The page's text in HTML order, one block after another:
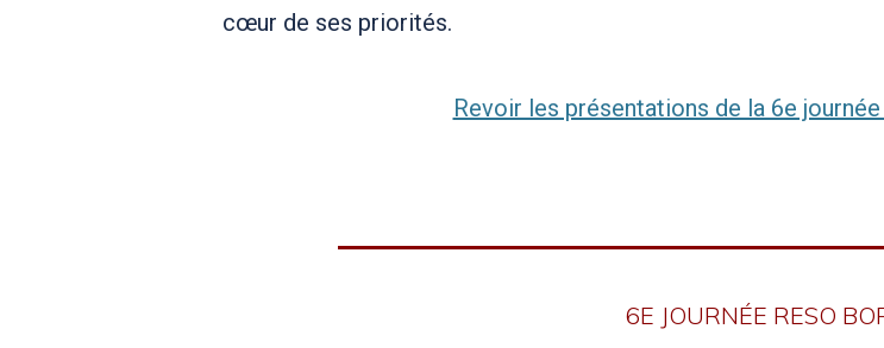
cœur de ses priorités.
Revoir les présentations de la 6e
6E JOURNÉE RESO